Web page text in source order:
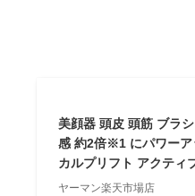
美顔器 頭皮 頭筋 ブラ
感 約2倍※1 にパワーア
カルプリフト アクティ
ヤーマン楽天市場店